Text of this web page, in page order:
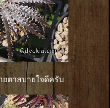
ยตาสบายใจดีครับ